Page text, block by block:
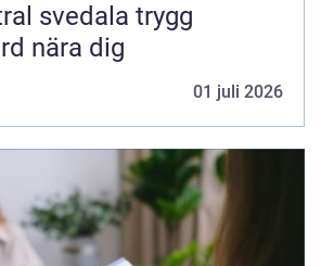
svedala trygg
nära dig
01 juli 2026